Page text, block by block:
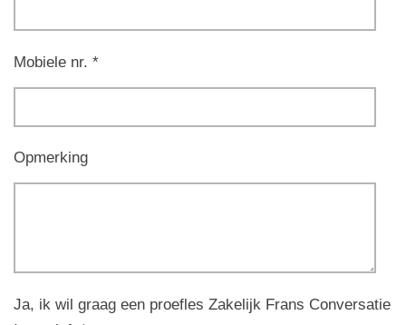
Mobiele nr. *
Opmerking
Ja, ik wil graag een proefles Zakelijk Frans Conversatie